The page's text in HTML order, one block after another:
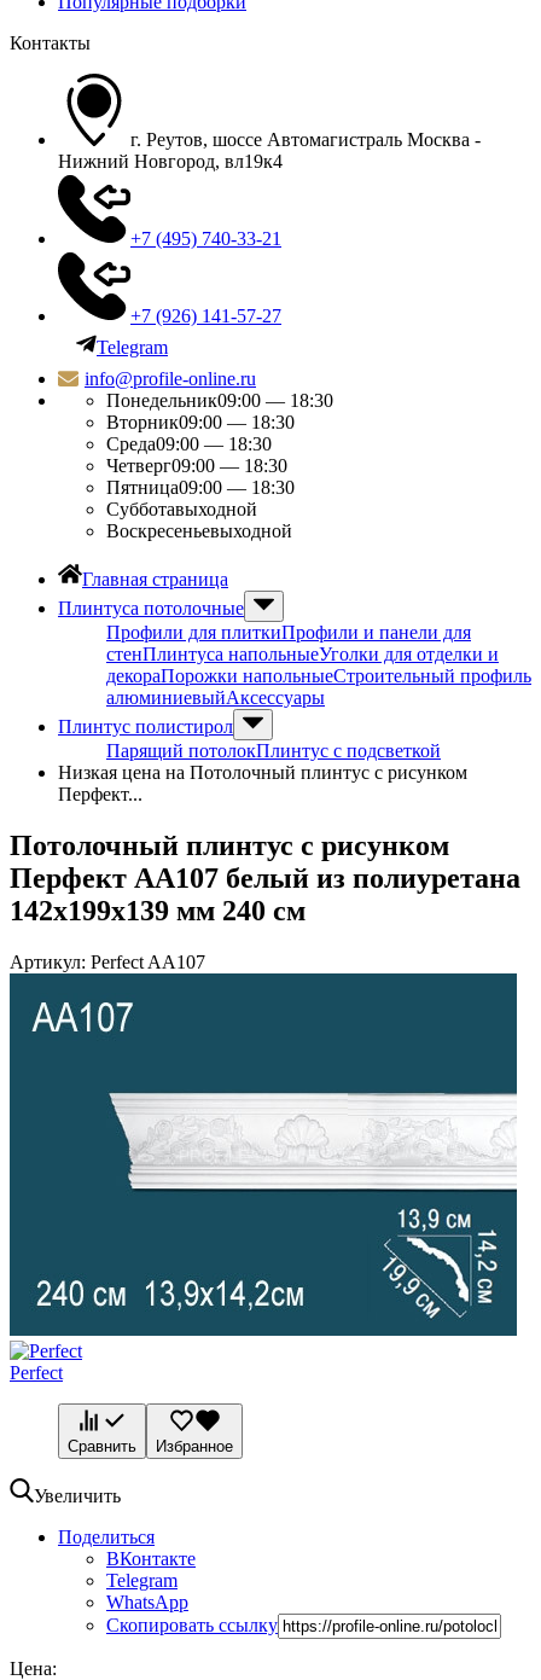
Контакты
г. Реутов, шоссе Автомагистраль Москва -
Нижний Новгород, вл19к4
+7 (495) 740-33-21
+7 (926) 141-57-27
Telegram
info@profile-online.ru
Понедельник09:00 — 18:30
Вторник09:00 — 18:30
Среда09:00 — 18:30
Четверг09:00 — 18:30
Пятница09:00 — 18:30
Субботавыходной
Воскресеньевыходной
Главная страница
Плинтуса потолочные
Профили для плиткиПрофили и панели для
стенПлинтуса напольныеУголки для отделки и
декораПорожки напольныеСтроительный профиль
алюминиевыйАксессуары
Плинтус полистирол
Парящий потолокПлинтус с подсветкой
Низкая цена на Потолочный плинтус с рисунком
Перфект...
Потолочный плинтус с рисунком
Перфект AA107 белый из полиуретана
142х199х139 мм 240 см
Артикул: Perfect AA107
Perfect
Сравнить Избранное
Увеличить
Поделиться
ВКонтакте
Telegram
WhatsApp
Скопировать ссылку
Цена: